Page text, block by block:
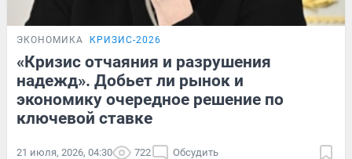
ЭКОНОМИКА КРИЗИС-2026
«Кризис отчаяния и разрушения
надежд». Добьет ли рынок и
экономику очередное решение по
ключевой ставке
21 июля, 2026, 04:30 722 Обсудить